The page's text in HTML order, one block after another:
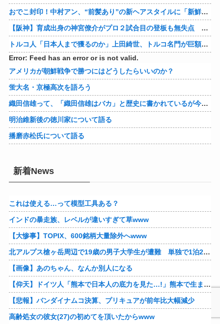
おでこ封印！中村アン、“前髪あり”の新ヘアスタイルに「新鮮でたまらん」の声【画像】
【阪神】育成出身の神宮僚介がプロ２試合目の登板も無失点 ボスラーを三振に ピンチで抑えた
トルコ人「日本人まで獲るのか」上田綺世、トルコ名門が巨額の正式オファー！現地サポが騒然！【海外の反応】
Error: Feed has an error or is not valid.
アメリカが朝鮮戦争で勝つにはどうしたらいいのか？
蛍大名・京極高次を語ろう
織田信雄って、「織田信雄はバカ」と歴史に書かれているが今まで家が残っているんでバカではないよな？
明治維新後の徳川家について語る
播磨赤松氏について語る
新着News
これは使える…って模型工具ある？
インドの暴走族、レベルが違いすぎて草www
【大惨事】TOPIX、600銘柄大量除外へwww
北アルプス槍ヶ岳周辺で19歳の男子大学生が遭難 単独で1泊2日の予定で入山も連絡取れず 警察が9日以降捜索予定
【画像】あのちゃん、なんか別人になる
【仰天】ドイツ人「熊本で日本人の底力を見た…!」熊本で生まれて初めて震度7の大地震を経験したドイツ人。直後、日本人たちの行動に衝撃を受けてしまう…
【悲報】バンダイナムコ決算、プリキュアが前年比大幅減少
高齢処女の彼女(27)の初めてを頂いたからwww